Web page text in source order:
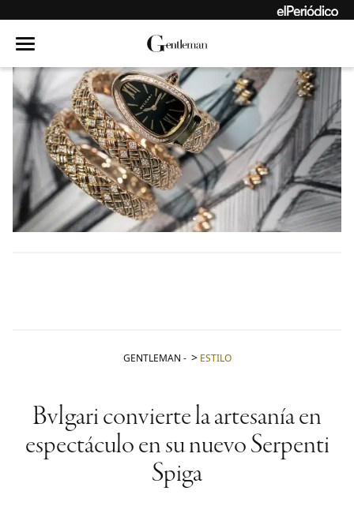
GENTLEMAN - ESTILO
Bvlgari convierte la artesanía en
espectáculo en su nuevo Serpenti
Spiga